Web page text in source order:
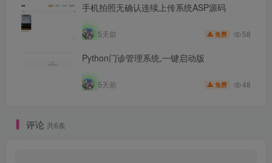
手机拍照无确认连续上传系统ASP源码
5天前 免费 58
Python门诊管理系统,一键启动版
5天前 免费 48
评论 共6条